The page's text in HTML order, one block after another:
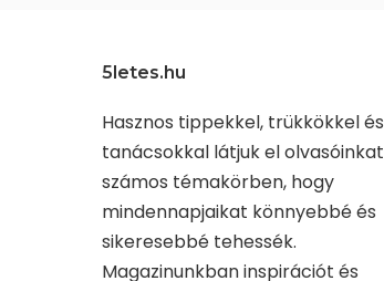
5letes.hu
Hasznos tippekkel, trükkökkel és
tanácsokkal látjuk el olvasóinkat
számos témakörben, hogy
mindennapjaikat könnyebbé és
sikeresebbé tehessék.
Magazinunkban inspirációt és